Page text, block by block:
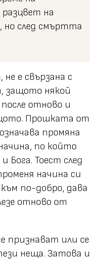
на
но след смъртта
е свързана с
защото някой
отново и
Прошката от
промяна
по който
Бога. Тоест след
начина си
по-добро, дава
отново от
признават или се
неща. Затова и